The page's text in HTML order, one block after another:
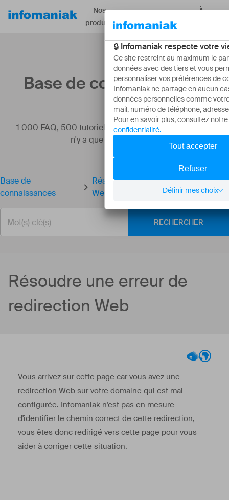
Nos
produits
À
Base de connaissances
1 000 FAQ, 500 tutoriels et vidéos explicatives. Ici, il
n'y a que des solutions !
Base de
connaissances
Résoudre une erreur de redirection
Web
RECHERCHER
Résoudre une erreur de
redirection Web
Vous arrivez sur cette page car vous avez une
redirection Web sur votre domaine qui est mal
configurée. Infomaniak n'est pas en mesure
d'identifier le chemin correct de cette redirection,
vous êtes donc redirigé vers cette page pour vous
aider à corriger cette situation.